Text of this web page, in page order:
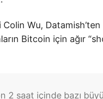
Wu,
Bitcoin için ağır
2 saat içinde bazı